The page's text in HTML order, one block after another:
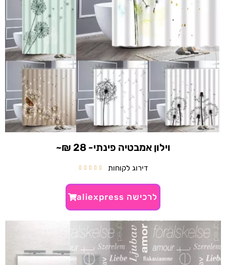
וילון אמבטיה פינתי- 28 ₪~
דירוג לקוחות 




לרכישה aliexpress